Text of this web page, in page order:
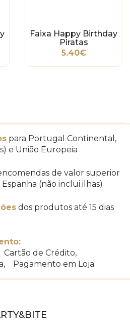
Faixa Happy Birthday
Piratas
5.40€
para Portugal Continental,
e União Europeia
de valor superior
(não inclui ilhas)
dos produtos até 15 dias
de Crédito,
Pagamento em Loja